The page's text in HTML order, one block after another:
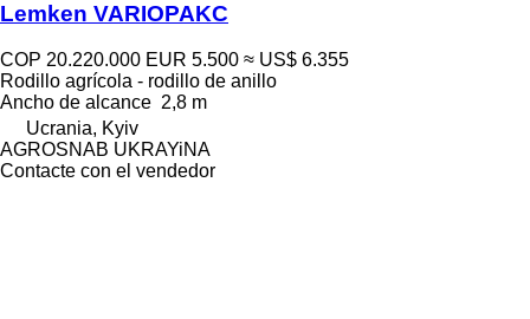
Lemken VARIOPAKC
COP 20.220.000 EUR 5.500 ≈ US$ 6.355
Rodillo agrícola - rodillo de anillo
Ancho de alcance 2,8 m
Ucrania, Kyiv
AGROSNAB UKRAYiNA
Contacte con el vendedor